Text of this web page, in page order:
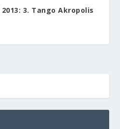
3. Tango Akropolis